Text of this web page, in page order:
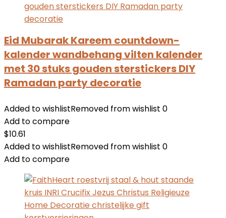
Eid Mubarak Kareem countdown-
kalender wandbehang vilten kalender
met 30 stuks gouden sterstickers DIY
Ramadan party decoratie
Added to wishlistRemoved from wishlist 0
Add to compare
$10.61
Added to wishlistRemoved from wishlist 0
Add to compare